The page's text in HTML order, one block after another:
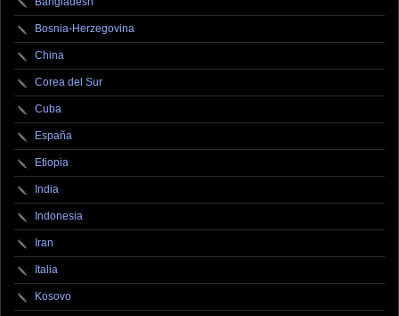
Bosnia-Herzegovina
China
Corea del Sur
Cuba
España
Etiopia
India
Indonesia
Iran
Italia
Kosovo